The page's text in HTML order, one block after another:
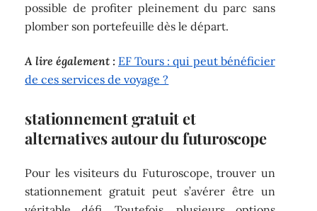
possible de profiter pleinement du parc sans
plomber son portefeuille dès le départ.
A lire également : EF Tours : qui peut bénéficier
de ces services de voyage ?
stationnement gratuit et
alternatives autour du futuroscope
Pour les visiteurs du Futuroscope, trouver un
stationnement gratuit peut s’avérer être un